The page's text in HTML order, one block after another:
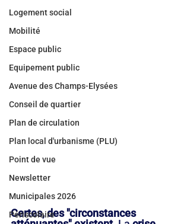
Logement social
Mobilité
Espace public
Equipement public
Avenue des Champs-Elysées
Conseil de quartier
Plan de circulation
Plan local d'urbanisme (PLU)
Point de vue
Newsletter
Municipales 2026
Périscolaire
Certes, des "circonstances